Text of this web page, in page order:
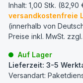
Inhalt: 1,00 Stk. (82,90
versandkostenfreie
(innerhalb von
Preise inkl. MwSt. zzgl.
Auf Lager
Lieferzeit: 3-5
Versandart: